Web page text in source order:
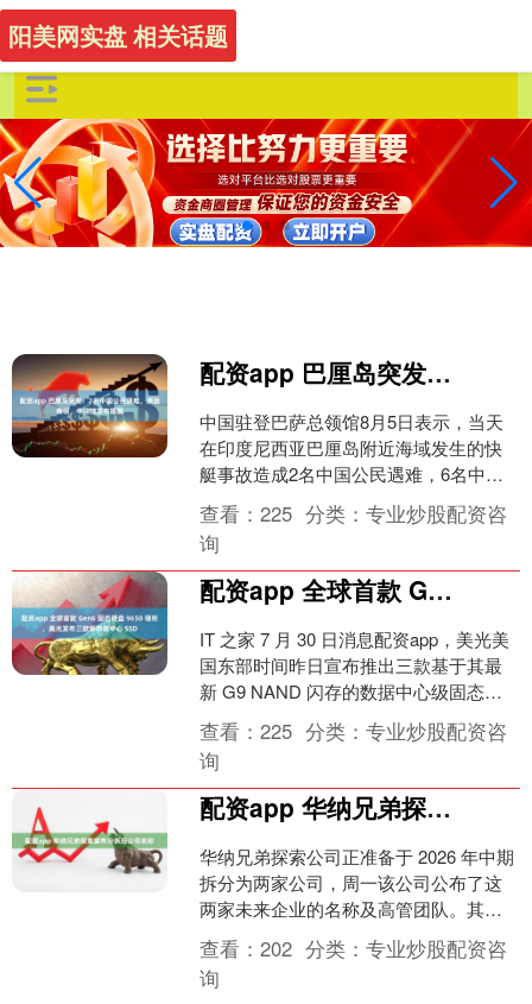
阳美网实盘 相关话题
配资app 巴厘岛突发！2名中国公民遇难，原因查明，中领馆发布提醒
中国驻登巴萨总领馆8月5日表示，当天
在印度尼西亚巴厘岛附近海域发生的快
艇事故造成2名中国公民遇难，6名中国
公民不同程度受伤。 当地搜救部门表
示，名为“海豚2号”....
查看：225 分类：专业炒股配资咨
询
配资app 全球首款 Gen6 固态硬盘 9650 领衔，美光发布三款新数据中心 SSD
IT 之家 7 月 30 日消息配资app，美光美
国东部时间昨日宣布推出三款基于其最
新 G9 NAND 闪存的数据中心级固态硬
盘，包括旗舰级的 9650、主流级....
查看：225 分类：专业炒股配资咨
询
配资app 华纳兄弟探索宣布分拆后公司名称
华纳兄弟探索公司正准备于 2026 年中期
拆分为两家公司，周一该公司公布了这
两家未来企业的名称及高管团队。其流
媒体和影视制作部门将命名为 "华纳兄
弟"配资app....
查看：202 分类：专业炒股配资咨
询